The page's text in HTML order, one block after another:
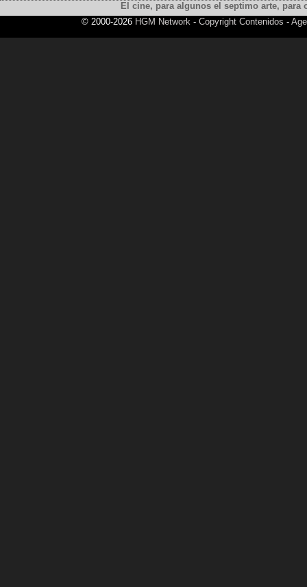
El cine, para algunos el septimo arte,
© 2000-2026 HGM Network - Copyright Contenidos -